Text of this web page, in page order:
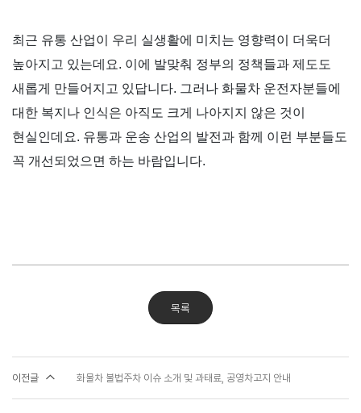
최근 유통 산업이 우리 실생활에 미치는 영향력이 더욱더
높아지고 있는데요. 이에 발맞춰 정부의 정책들과 제도도
새롭게 만들어지고 있답니다. 그러나 화물차 운전자분들에
대한 복지나 인식은 아직도 크게 나아지지 않은 것이
현실인데요. 유통과 운송 산업의 발전과 함께 이런 부분들도
꼭 개선되었으면 하는 바람입니다.
목록
이전글 화물차 불법주차 이슈 소개 및 과태료, 공영차고지 안내